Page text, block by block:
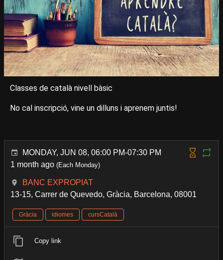
Classes de català nivell bàsic
No cal inscripció, vine un dilluns i aprenem juntis!
MONDAY, JUN 08, 06:00 PM-07:30 PM
1 month ago (Each Monday)
BANC EXPROPIAT
13-15, Carrer de Quevedo, Gràcia, Barcelona, 08001
Gràcia idiomes cursCatalà
Copy link